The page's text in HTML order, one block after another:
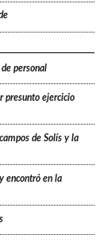
personal
presunto ejercicio
de Solís y la
encontró en la